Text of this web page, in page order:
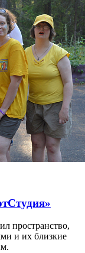
пространство,
и их близкие